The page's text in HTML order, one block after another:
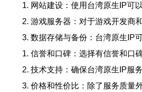
1. 网站建设：使用台湾原生IP可
2. 游戏服务器：对于游戏开发商
3. 数据存储与备份：台湾原生IP
1. 信誉和口碑：选择有信誉和口
2. 技术支持：确保台湾原生IP服
3. 价格和性价比：除了服务质量